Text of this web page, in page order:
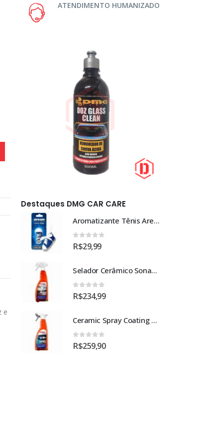
e
ATENDIMENTO HUMANIZADO
Destaques DMG CAR CARE
Aromatizante Tênis Areon Fresh Wave New Car / Carro Novo
0 out of 5
R$29,99
Selador Cerâmico Sonax Xtreme Ceramic Spray + Seal (750ml)
0 out of 5
R$234,99
Ceramic Spray Coating Sonax 750ml
0 out of 5
R$259,90